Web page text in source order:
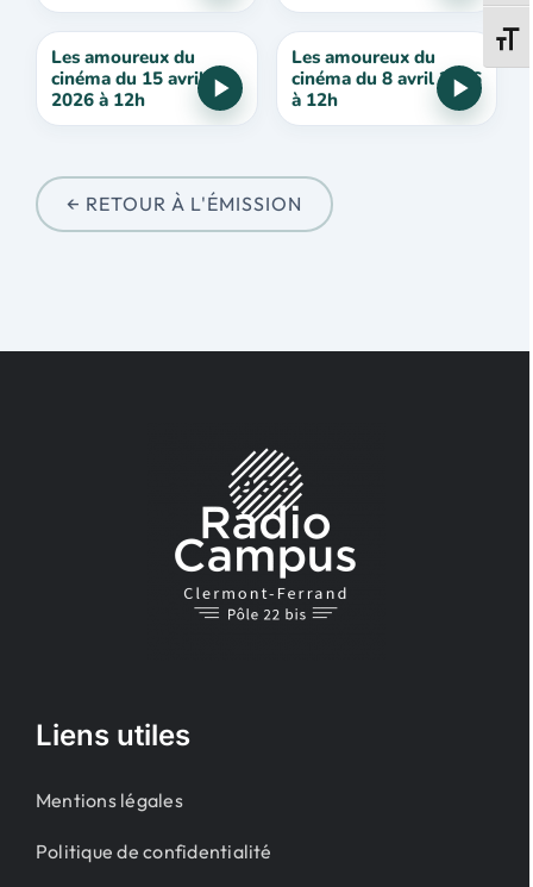
Les amoureux du
cinéma du 15 avril
2026 à 12h
Les amoureux du
cinéma du 8 avril 2026
à 12h
← RETOUR À L'ÉMISSION
Liens utiles
Mentions légales
Politique de confidentialité